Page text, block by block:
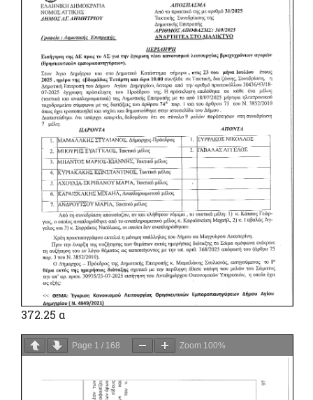
372.25 α
Page 1 / 168 Zoom 100%